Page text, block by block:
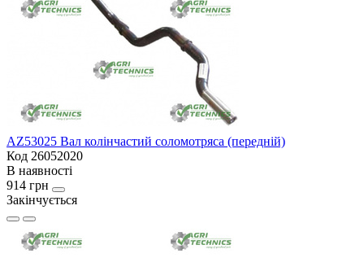
AZ53025 Вал колінчастий соломотряса (передній)
Код 26052020
В наявності
914 грн
Закінчується